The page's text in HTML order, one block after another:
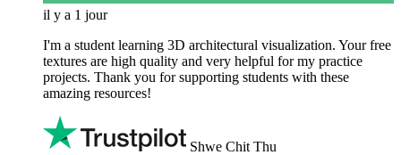
il y a 1 jour
I'm a student learning 3D architectural visualization. Your free
textures are high quality and very helpful for my practice
projects. Thank you for supporting students with these
amazing resources!
Shwe Chit Thu